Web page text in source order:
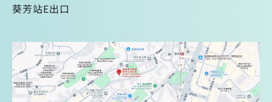
葵芳站E出口